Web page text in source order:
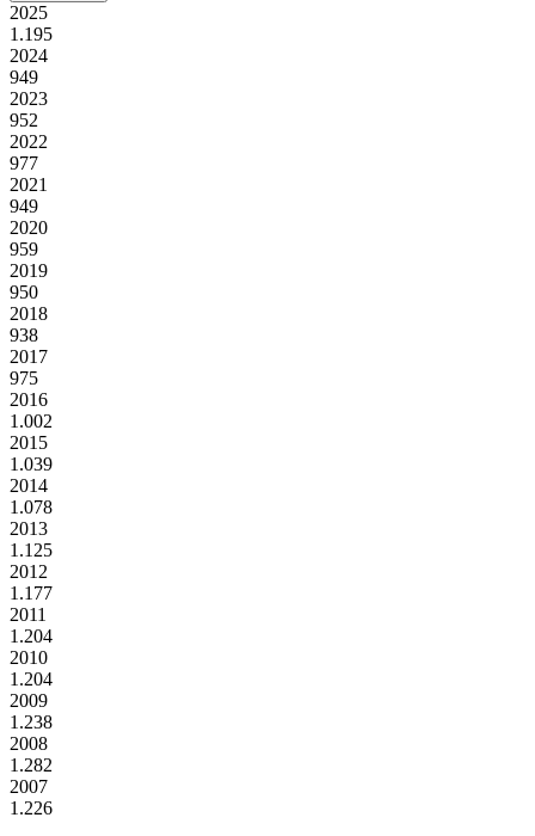
2025
1.195
2024
949
2023
952
2022
977
2021
949
2020
959
2019
950
2018
938
2017
975
2016
1.002
2015
1.039
2014
1.078
2013
1.125
2012
1.177
2011
1.204
2010
1.204
2009
1.238
2008
1.282
2007
1.226